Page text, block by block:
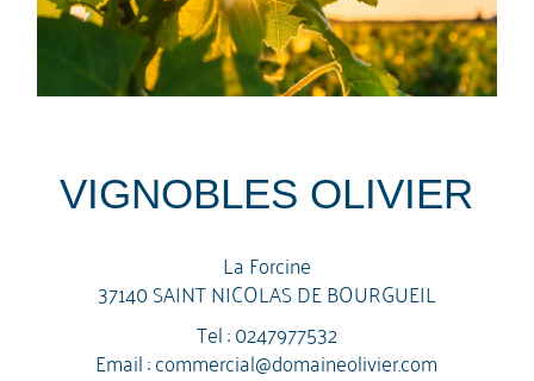
VIGNOBLES OLIVIER
La Forcine
37140 SAINT NICOLAS DE BOURGUEIL
Tel :0247977532
Email :commercial@domaineolivier.com